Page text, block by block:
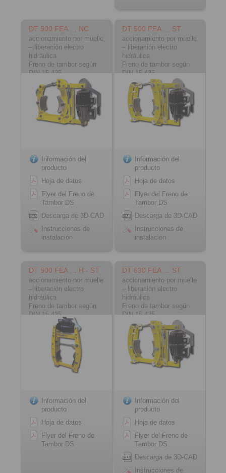
DT 500 FEA … NC
accionamiento por muelle
– liberación electro
hidráulica
Freno de tambor según
DIN 15 435
Material: fundición
Información del
producto
Hoja de datos
Flyer del Freno de
Tambor DS
Descarga de 3D-CAD
Instrucciones de
instalación
DT 500 FEA … ST
accionamiento por muelle
– liberación electro
hidráulica
Freno de tambor según
DIN 15 435
Material: acero
Información del
producto
Hoja de datos
Flyer del Freno de
Tambor DS
Descarga de 3D-CAD
Instrucciones de
instalación
DT 500 FEA … H - ST
accionamiento por muelle
– liberación electro
hidráulica
Freno de tambor según
DIN 15 435
Material: acero
Información del
producto
Hoja de datos
Flyer del Freno de
Tambor DS
DT 630 FEA … ST
accionamiento por muelle
– liberación electro
hidráulica
Freno de tambor según
DIN 15 435
Material: acero
Información del
producto
Hoja de datos
Flyer del Freno de
Tambor DS
Descarga de 3D-CAD
Instrucciones de